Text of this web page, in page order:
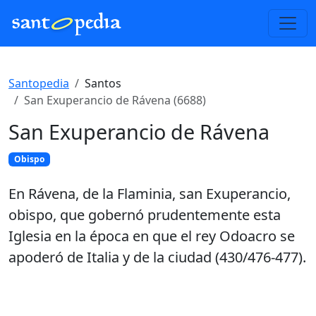
Santopedia
Santos
San Exuperancio de Rávena (6688)
San Exuperancio de Rávena
Obispo
En Rávena, de la Flaminia, san Exuperancio,
obispo, que gobernó prudentemente esta
Iglesia en la época en que el rey Odoacro se
apoderó de Italia y de la ciudad (430/476-477).